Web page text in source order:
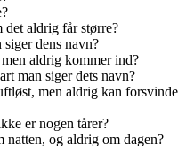
aldrig får større?
dens navn?
aldrig kommer ind?
man siger dets navn?
men aldrig kan forsvinde
er nogen tårer?
natten, og aldrig om dagen?